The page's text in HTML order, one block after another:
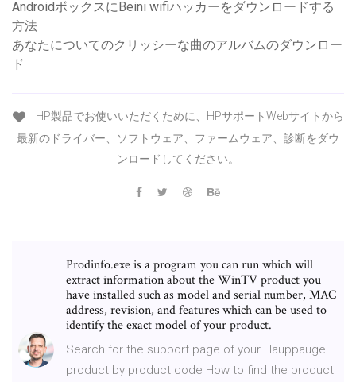
AndroidボックスにBeini wifiハッカーをダウンロードする
方法
あなたについてのクリッシーな曲のアルバムのダウンロー
ド
HP製品でお使いいただくために、HPサポートWebサイトから
最新のドライバー、ソフトウェア、ファームウェア、診断をダウ
ンロードしてください。
Prodinfo.exe is a program you can run which will
extract information about the WinTV product you
have installed such as model and serial number, MAC
address, revision, and features which can be used to
identify the exact model of your product.
Search for the support page of your Hauppauge
product by product code How to find the product